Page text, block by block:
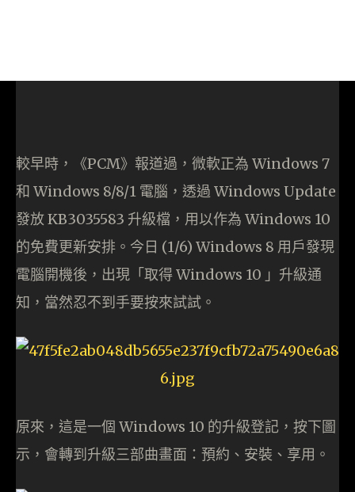
較早時，《PCM》報道過，微軟正為 Windows 7
和 Windows 8/8/1 電腦，透過 Windows Update
發放 KB3035583 升級檔，用以作為 Windows 10
的免費更新安排。今日 (1/6) Windows 8 用戶發現
電腦開機後，出現「取得 Windows 10 」升級通
知，當然忍不到手要按來試試。
原來，這是一個 Windows 10 的升級登記，按下圖
示，會轉到升級三部曲畫面：預約、安裝、享用。